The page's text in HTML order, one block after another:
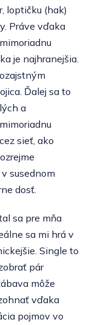
loptičku (hak)
Práve vďaka
je najhranejšia.
Ďalej sa to
a
sieť, ako
susednom
dosť.
sa pre mňa
sa mi hrá v
Single to
pár
môže
vďaka
pojmov vo